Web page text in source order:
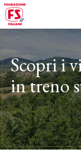
Scopri i
in treno